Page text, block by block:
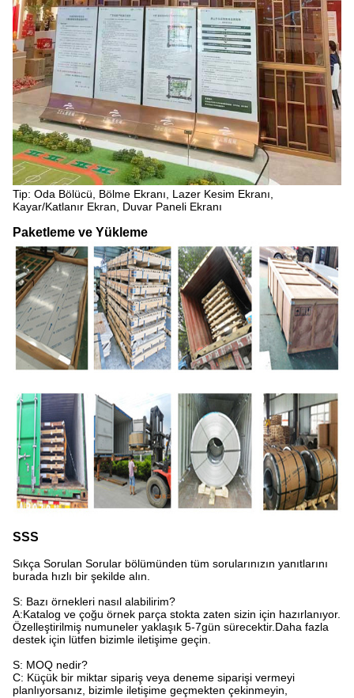
Tip: Oda Bölücü, Bölme Ekranı, Lazer Kesim Ekranı,
Kayar/Katlanır Ekran, Duvar Paneli Ekranı
Paketleme ve Yükleme
SSS
Sıkça Sorulan Sorular bölümünden tüm sorularınızın yanıtlarını
burada hızlı bir şekilde alın.
S: Bazı örnekleri nasıl alabilirim?
A:Katalog ve çoğu örnek parça stokta zaten sizin için hazırlanıyor.
Özelleştirilmiş numuneler yaklaşık 5-7gün sürecektir.Daha fazla
destek için lütfen bizimle iletişime geçin.
S: MOQ nedir?
C: Küçük bir miktar sipariş veya deneme siparişi vermeyi
planlıyorsanız, bizimle iletişime geçmekten çekinmeyin,